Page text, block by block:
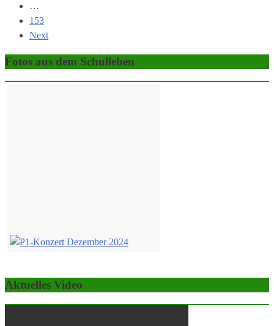
…
153
Next
Fotos aus dem Schulleben
Aktuelles Video